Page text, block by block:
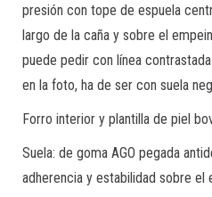
presión con tope de espuela
largo de la caña y sobre el
puede pedir con línea
en la foto, ha de ser con suela
Forro interior y plantilla de piel
Suela: de goma AGO pegada
adherencia y estabilidad sobre